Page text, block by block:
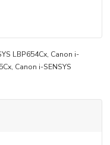
LBP654Cx, Canon i-
Canon i-SENSYS